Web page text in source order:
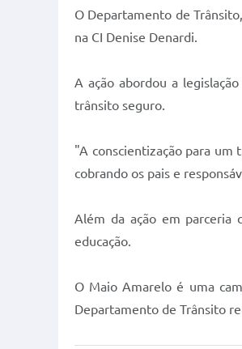
O Departamento de
na CI Denise Denardi.
A ação abordou a
trânsito seguro.
"A conscientização para um
cobrando os pais e
Além da ação em parceria
educação.
O Maio Amarelo é uma
Departamento de Trânsito